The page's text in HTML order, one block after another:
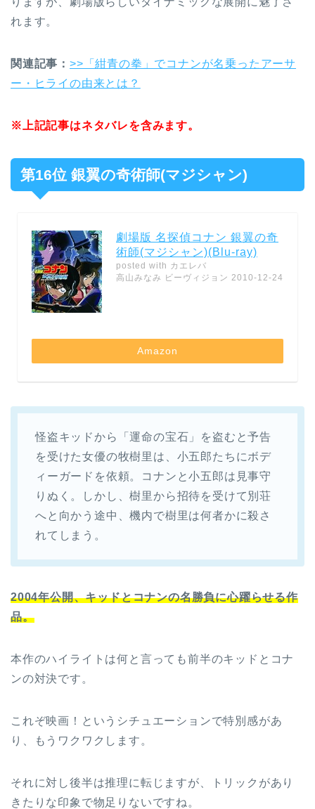
れます。
関連記事： >>「紺青の拳」でコナンが名乗ったアーサ
ー・ヒライの由来とは？
※上記記事はネタバレを含みます。
第16位 銀翼の奇術師(マジシャン)
劇場版 名探偵コナン 銀翼の奇
術師(マジシャン)(Blu-ray)
posted with カエレバ
高山みなみ ビーヴィジョン 2010-12-24
Amazon
怪盗キッドから「運命の宝石」を盗むと予告
を受けた女優の牧樹里は、小五郎たちにボデ
ィーガードを依頼。コナンと小五郎は見事守
りぬく。しかし、樹里から招待を受けて別荘
へと向かう途中、機内で樹里は何者かに殺さ
れてしまう。
2004年公開、キッドとコナンの名勝負に心躍らせる作
品。
本作のハイライトは何と言っても前半のキッドとコナ
ンの対決です。
これぞ映画！というシチュエーションで特別感があ
り、もうワクワクします。
それに対し後半は推理に転じますが、トリックがあり
きたりな印象で物足りないですね。